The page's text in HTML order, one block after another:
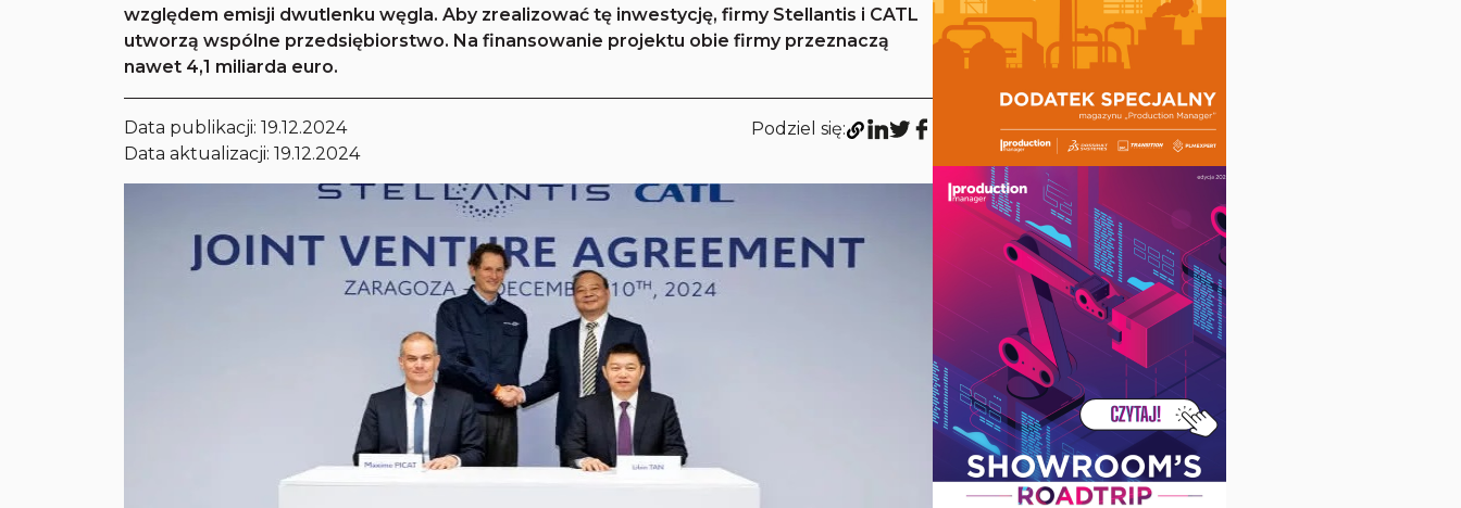
względem emisji dwutlenku węgla. Aby zrealizować tę inwestycję, firmy Stellantis i CATL
utworzą wspólne przedsiębiorstwo. Na finansowanie projektu obie firmy przeznaczą
nawet 4,1 miliarda euro.
Data publikacji:19.12.2024
Data aktualizacji: 19.12.2024
Podziel się: